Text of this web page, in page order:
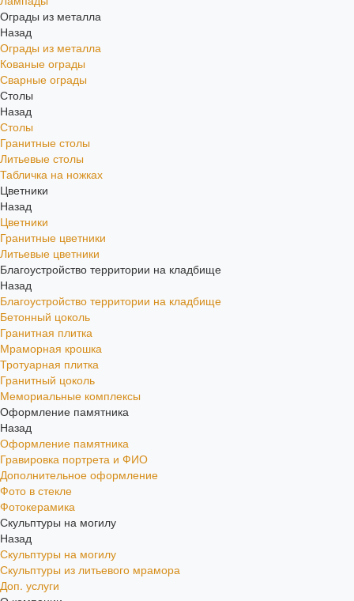
Ограды из металла
Назад
Ограды из металла
Кованые ограды
Сварные ограды
Столы
Назад
Столы
Гранитные столы
Литьевые столы
Табличка на ножках
Цветники
Назад
Цветники
Гранитные цветники
Литьевые цветники
Благоустройство территории на кладбище
Назад
Благоустройство территории на кладбище
Бетонный цоколь
Гранитная плитка
Мраморная крошка
Тротуарная плитка
Гранитный цоколь
Мемориальные комплексы
Оформление памятника
Назад
Оформление памятника
Гравировка портрета и ФИО
Дополнительное оформление
Фото в стекле
Фотокерамика
Скульптуры на могилу
Назад
Скульптуры на могилу
Скульптуры из литьевого мрамора
Доп. услуги